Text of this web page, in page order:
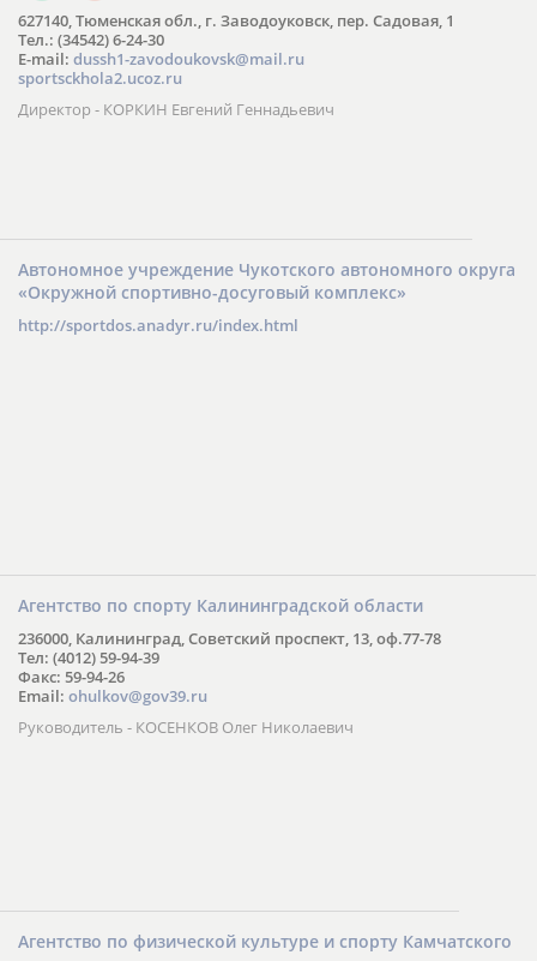
627140, Тюменская обл., г. Заводоуковск, пер. Садовая, 1
Тел.: (34542) 6-24-30
​E-mail: dussh1-zavodoukovsk@mail.ru
sportsckhola2.ucoz.ru
Директор - КОРКИН Евгений Геннадьевич
Автономное учреждение Чукотского автономного округа
«Окружной спортивно-досуговый комплекс»
http://sportdos.anadyr.ru/index.html
Агентство по спорту Калининградской области
236000, Калининград, Советский проспект, 13, оф.77-78
Тел: (4012) 59-94-39
Факс: 59-94-26
Email: ohulkov@gov39.ru
Руководитель - КОСЕНКОВ Олег Николаевич
Агентство по физической культуре и спорту Камчатского